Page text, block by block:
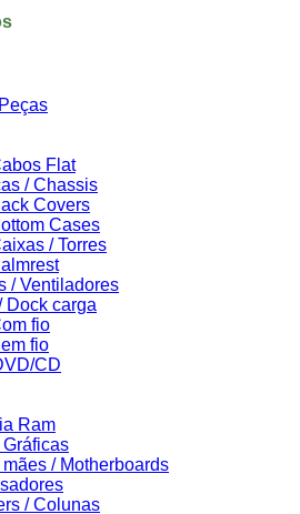
Flat
/ Chassis
Covers
Cases
/ Torres
/ Ventiladores
Dock carga
fio
fio
CD
Ram
/ Motherboards
/ Colunas